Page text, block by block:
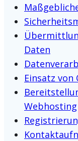
Daten
Einsatz von
Webhosting